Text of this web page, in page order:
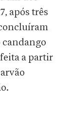
após três
candango
a partir